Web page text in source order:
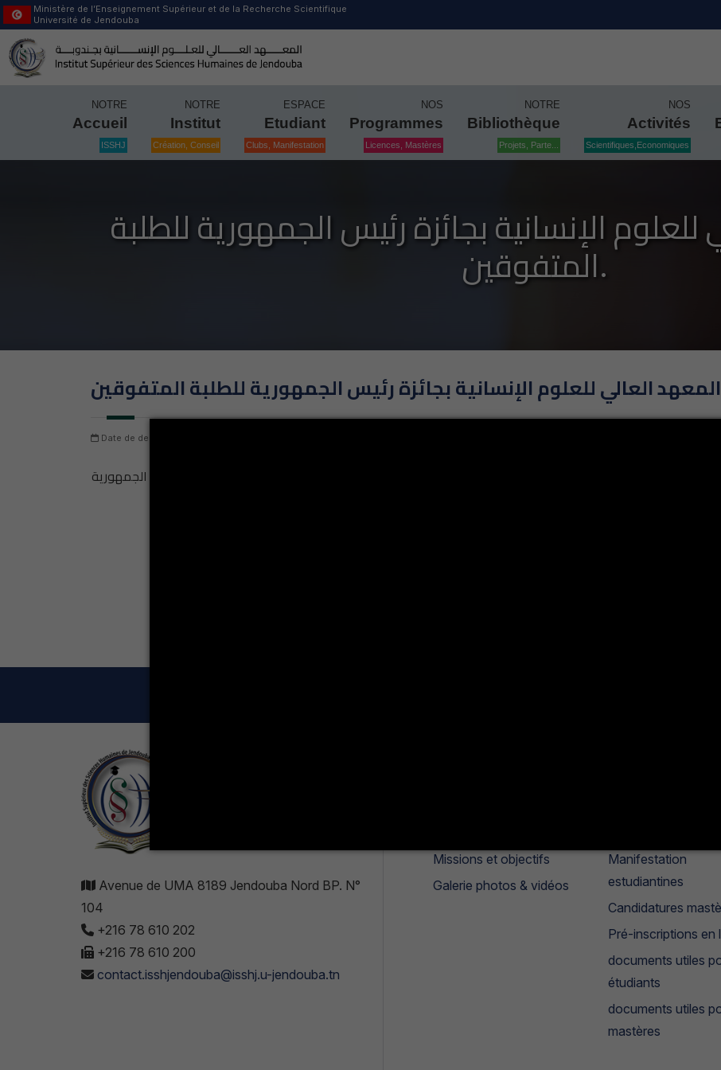
Ministère de l’Enseignement Supérieur et de la Recherche Scientifique
Université de Jendouba
NOTRE
Accueil
ISSHJ
NOTRE
Institut
Création, Conseil
ESPACE
Etudiant
Clubs, Manifestation
NOS
Programmes
Licences, Mastères
NOTRE
Bibliothèque
Projets, Parte...
NOS
Activités
Scientifiques,Economiques
للعلوم الإنسانية بجائزة رئيس الجمهورية للطلبة
المتفوقين.
Date de dernière mise à jour: jeudi 6 août 2026
آية الوسلاتي بعد تكريمها بجائزة رئيس الجمهورية ، فللمرة الأولى تتحصل إحدى أبناء المؤسسة على جائزة رئيس الجمهورية
:
Avenue de UMA 8189 Jendouba Nord BP. N°
104
+216 78 610 202
+216 78 610 200
contact.isshjendouba@isshj.u-jendouba.tn
Missions et objectifs
Galerie photos & vidéos
Manifestation
estudiantines
Candidatures
Pré-inscriptions en
documents utiles
étudiants
documents utiles
mastères